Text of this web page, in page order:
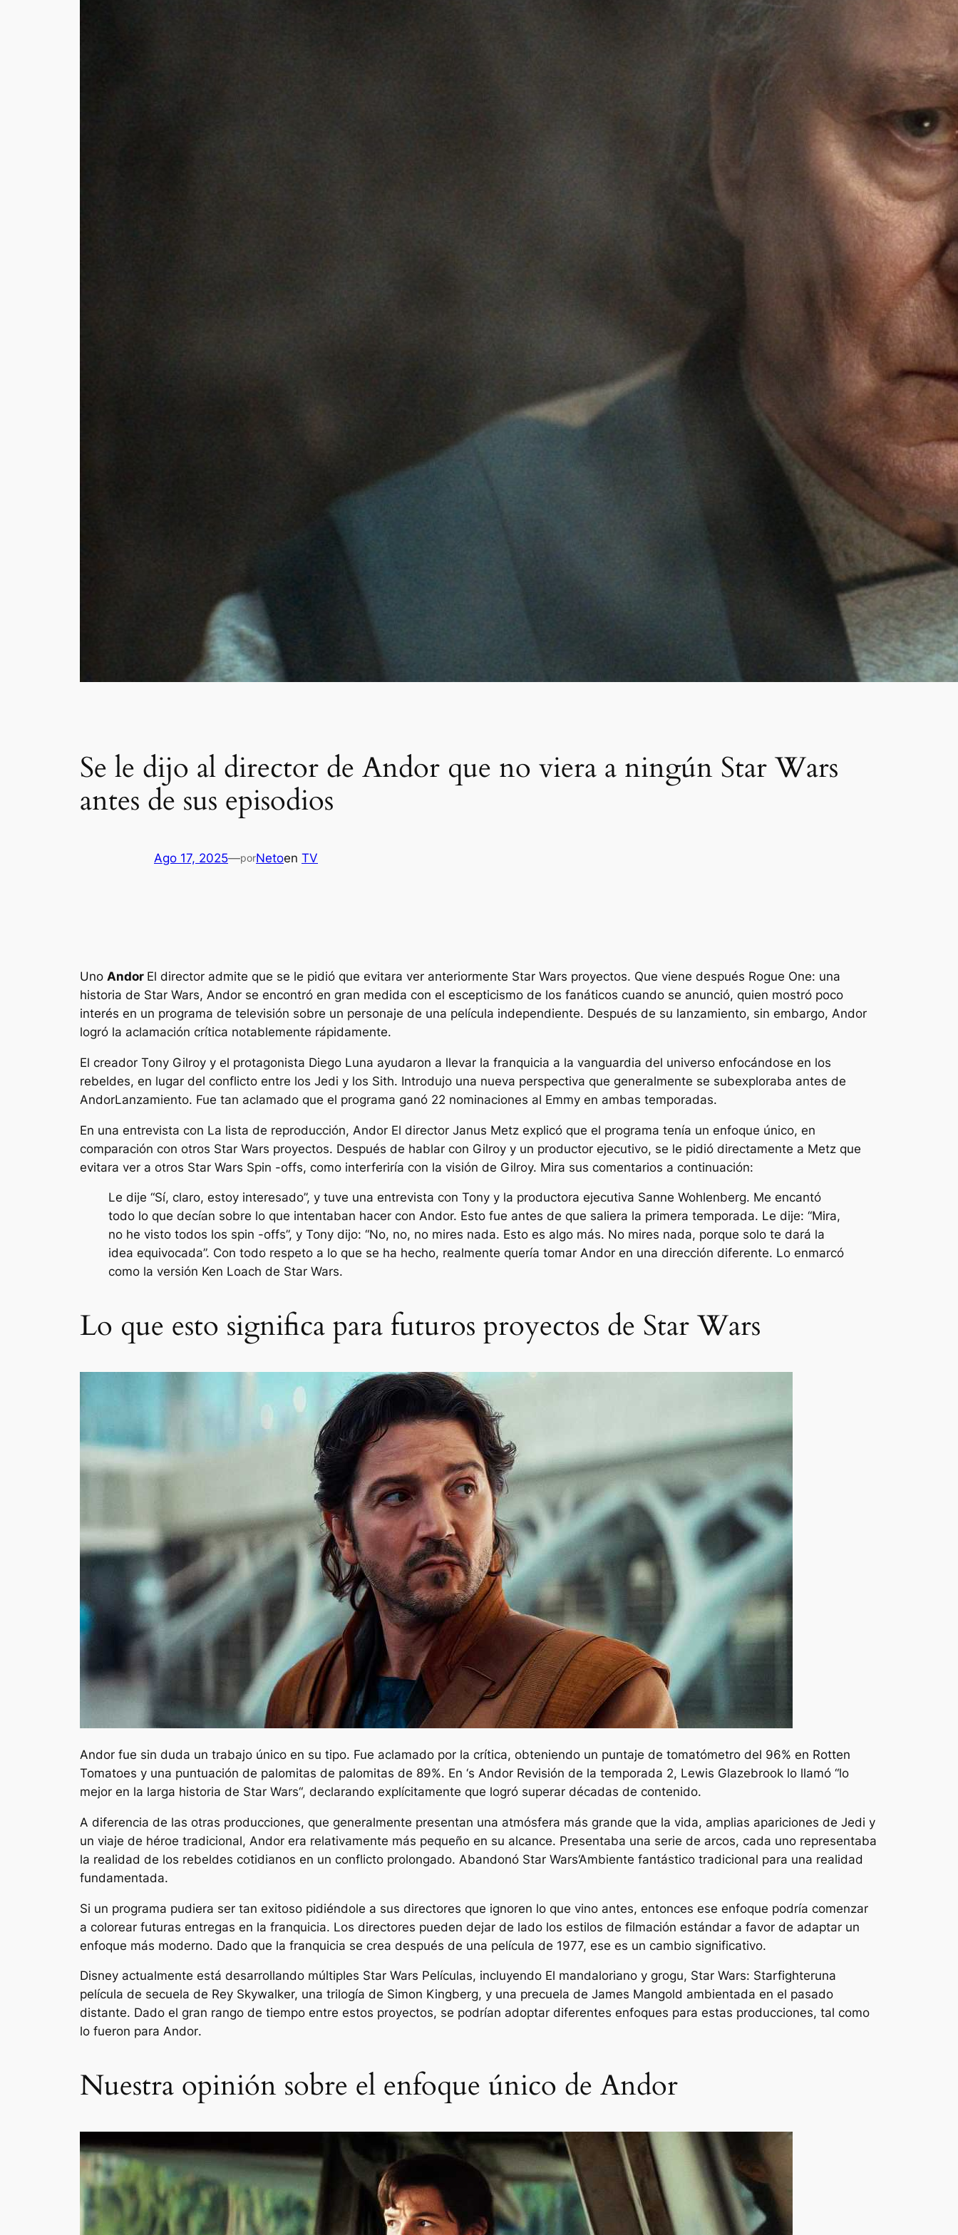
Se le dijo al director de Andor que no viera a ningún Star Wars
antes de sus episodios
Ago 17, 2025—porNetoen TV
Uno Andor El director admite que se le pidió que evitara ver anteriormente Star Wars proyectos. Que viene después Rogue One: una
historia de Star Wars, Andor se encontró en gran medida con el escepticismo de los fanáticos cuando se anunció, quien mostró poco
interés en un programa de televisión sobre un personaje de una película independiente. Después de su lanzamiento, sin embargo, Andor
logró la aclamación crítica notablemente rápidamente.
El creador Tony Gilroy y el protagonista Diego Luna ayudaron a llevar la franquicia a la vanguardia del universo enfocándose en los
rebeldes, en lugar del conflicto entre los Jedi y los Sith. Introdujo una nueva perspectiva que generalmente se subexploraba antes de
AndorLanzamiento. Fue tan aclamado que el programa ganó 22 nominaciones al Emmy en ambas temporadas.
En una entrevista con La lista de reproducción, Andor El director Janus Metz explicó que el programa tenía un enfoque único, en
comparación con otros Star Wars proyectos. Después de hablar con Gilroy y un productor ejecutivo, se le pidió directamente a Metz que
evitara ver a otros Star Wars Spin -offs, como interferiría con la visión de Gilroy. Mira sus comentarios a continuación:
Le dije “Sí, claro, estoy interesado”, y tuve una entrevista con Tony y la productora ejecutiva Sanne Wohlenberg. Me encantó
todo lo que decían sobre lo que intentaban hacer con Andor. Esto fue antes de que saliera la primera temporada. Le dije: “Mira,
no he visto todos los spin -offs”, y Tony dijo: “No, no, no mires nada. Esto es algo más. No mires nada, porque solo te dará la
idea equivocada”. Con todo respeto a lo que se ha hecho, realmente quería tomar Andor en una dirección diferente. Lo enmarcó
como la versión Ken Loach de Star Wars.
Lo que esto significa para futuros proyectos de Star Wars
Andor fue sin duda un trabajo único en su tipo. Fue aclamado por la crítica, obteniendo un puntaje de tomatómetro del 96% en Rotten
Tomatoes y una puntuación de palomitas de palomitas de 89%. En ‘s Andor Revisión de la temporada 2, Lewis Glazebrook lo llamó “lo
mejor en la larga historia de Star Wars“, declarando explícitamente que logró superar décadas de contenido.
A diferencia de las otras producciones, que generalmente presentan una atmósfera más grande que la vida, amplias apariciones de Jedi y
un viaje de héroe tradicional, Andor era relativamente más pequeño en su alcance. Presentaba una serie de arcos, cada uno representaba
la realidad de los rebeldes cotidianos en un conflicto prolongado. Abandonó Star Wars‘Ambiente fantástico tradicional para una realidad
fundamentada.
Si un programa pudiera ser tan exitoso pidiéndole a sus directores que ignoren lo que vino antes, entonces ese enfoque podría comenzar
a colorear futuras entregas en la franquicia. Los directores pueden dejar de lado los estilos de filmación estándar a favor de adaptar un
enfoque más moderno. Dado que la franquicia se crea después de una película de 1977, ese es un cambio significativo.
Disney actualmente está desarrollando múltiples Star Wars Películas, incluyendo El mandaloriano y grogu, Star Wars: Starfighteruna
película de secuela de Rey Skywalker, una trilogía de Simon Kingberg, y una precuela de James Mangold ambientada en el pasado
distante. Dado el gran rango de tiempo entre estos proyectos, se podrían adoptar diferentes enfoques para estas producciones, tal como
lo fueron para Andor.
Nuestra opinión sobre el enfoque único de Andor